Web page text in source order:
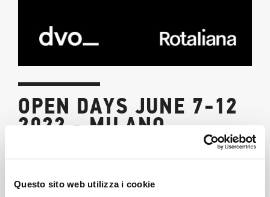
Questo sito web utilizza i cookie
OPEN DAYS JUNE 7-12
2022 - MILANO
Sei pronto per ilFuorisalone.itdi Milano?